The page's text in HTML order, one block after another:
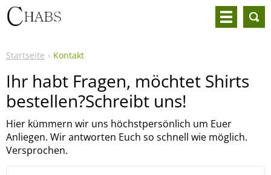
Startseite Kontakt
Ihr habt Fragen, möchtet Shirts
bestellen?Schreibt uns!
Hier kümmern wir uns höchstpersönlich um Euer
Anliegen. Wir antworten Euch so schnell wie möglich.
Versprochen.